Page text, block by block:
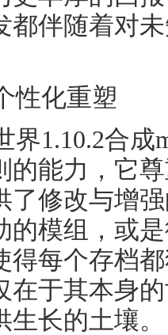
都伴随着对
性化重塑
界1.10.2合
的能力，它
了修改与增
的模组，或
得每个存档
在于其本身
长的土壤。